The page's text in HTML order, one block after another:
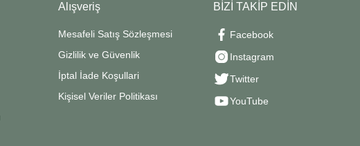
Alışveriş
Mesafeli Satış Sözleşmesi
Gizlilik ve Güvenlik
İptal İade Koşullari
Kişisel Veriler Politikası
BİZİ TAKİP EDİN
Facebook
Instagram
Twitter
YouTube